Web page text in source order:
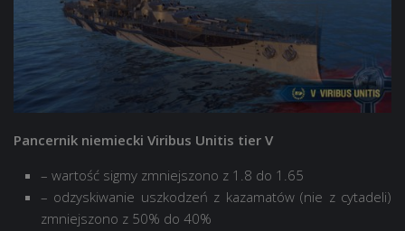
Pancernik niemiecki Viribus Unitis tier V
– wartość sigmy zmniejszono z 1.8 do 1.65
– odzyskiwanie uszkodzeń z kazamatów (nie z cytadeli)
zmniejszono z 50% do 40%